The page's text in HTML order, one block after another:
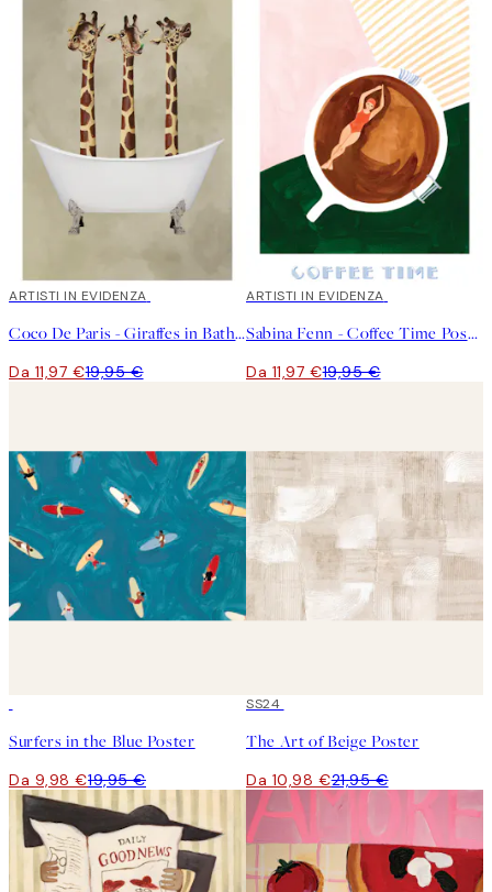
40%*
ARTISTI IN EVIDENZA
Coco De Paris - Giraffes in Bathtub Poster
Da 11,97 €19,95 €
40%*
ARTISTI IN EVIDENZA
Sabina Fenn - Coffee Time Poster
Da 11,97 €19,95 €
Surfers in the Blue Poster
Da 9,98 €19,95 €
50%*
SS24
The Art of Beige Poster
Da 10,98 €21,95 €